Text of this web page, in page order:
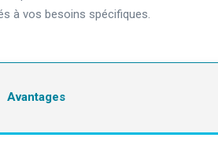
à vos besoins spécifiques.
Avantages